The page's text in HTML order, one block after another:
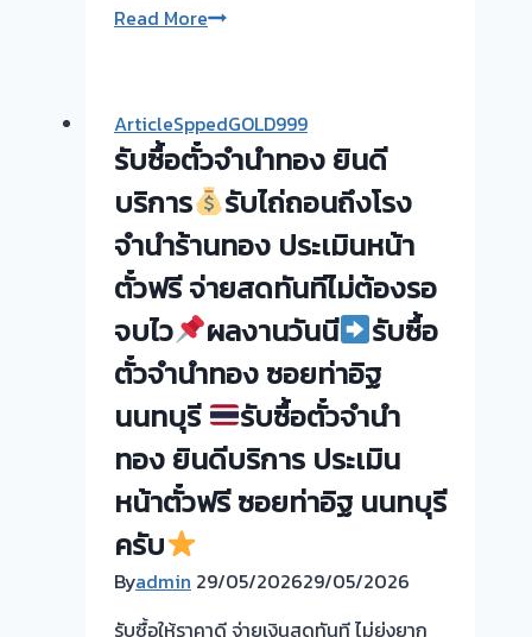
ยา
ซื้อ
ตั๋ว
จำนำ
ทอง
บริการ
ประเมิน
หน้า
ตั๋ว
ฟรี
ตลาด
ยา
ครับ
Read Moreรับ
ทอง
ยินดี
บริการ
รับ
ไถ่ถอน
โรง
จำนำ
ร้าน
ทอง
ประเมิน
หน้า
ตั๋ว
จ่าย
ArticleSppedGOLD999
รับซื้อตั๋วจำนำทอง ยินดี
บริการ
รับไถ่ถอนถึงโรง
จำนำร้านทอง ประเมินหน้า
ตั๋วฟรี จ่ายสดทันทีไม่ต้องรอ
จบไว
ผลงานวันนี
รับซื้อ
ตั๋วจำนำทอง ซอยท่าอิฐ
นนทบุรี
รับซื้อตั๋วจำนำ
ทอง ยินดีบริการ ประเมิน
หน้าตั๋วฟรี ซอยท่าอิฐ นนทบุรี
ครับ
Byadmin 29/05/202629/05/2026
รับซื้อให้ราคาดี จ่ายเงินสดทันที ไม่ยุ่งยาก